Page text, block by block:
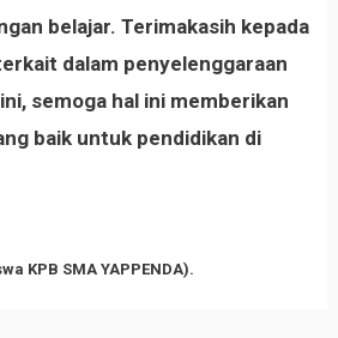
belajar. Terimakasih kepada
dalam penyelenggaraan
semoga hal ini memberikan
baik untuk pendidikan di
KPB SMA YAPPENDA).